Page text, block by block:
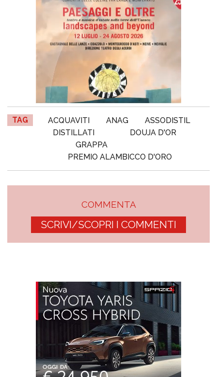
TAG ACQUAVITI ANAG
ASSODISTIL
DISTILLATI
DOUJA D'OR
GRAPPA
PREMIO ALAMBICCO D'ORO
COMMENTA
SCRIVI/SCOPRI I COMMENTI